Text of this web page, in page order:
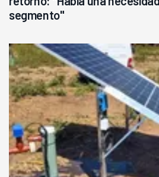
segmento"